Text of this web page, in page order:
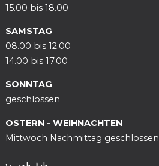
15.00 bis 18.00
SAMSTAG
08.00 bis 12.00
14.00 bis 17.00
SONNTAG
geschlossen
OSTERN - WEIHNACHTEN
Mittwoch Nachmittag geschlossen